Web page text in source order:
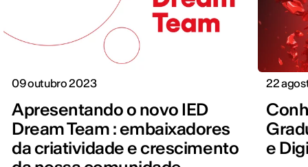
09 outubro 2023
Apresentando o novo IED
Dream Team : embaixadores
da criatividade e crescimento
22
e